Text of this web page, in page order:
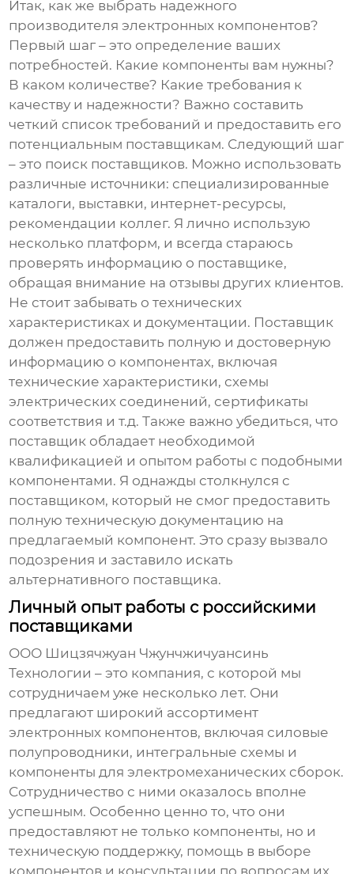
Итак, как же выбрать надежного
производителя электронных компонентов?
Первый шаг – это определение ваших
потребностей. Какие компоненты вам нужны?
В каком количестве? Какие требования к
качеству и надежности? Важно составить
четкий список требований и предоставить его
потенциальным поставщикам. Следующий шаг
– это поиск поставщиков. Можно использовать
различные источники: специализированные
каталоги, выставки, интернет-ресурсы,
рекомендации коллег. Я лично использую
несколько платформ, и всегда стараюсь
проверять информацию о поставщике,
обращая внимание на отзывы других клиентов.
Не стоит забывать о технических
характеристиках и документации. Поставщик
должен предоставить полную и достоверную
информацию о компонентах, включая
технические характеристики, схемы
электрических соединений, сертификаты
соответствия и т.д. Также важно убедиться, что
поставщик обладает необходимой
квалификацией и опытом работы с подобными
компонентами. Я однажды столкнулся с
поставщиком, который не смог предоставить
полную техническую документацию на
предлагаемый компонент. Это сразу вызвало
подозрения и заставило искать
альтернативного поставщика.
Личный опыт работы с российскими
поставщиками
ООО Шицзячжуан Чжунчжичуансинь
Технологии – это компания, с которой мы
сотрудничаем уже несколько лет. Они
предлагают широкий ассортимент
электронных компонентов, включая силовые
полупроводники, интегральные схемы и
компоненты для электромеханических сборок.
Сотрудничество с ними оказалось вполне
успешным. Особенно ценно то, что они
предоставляют не только компоненты, но и
техническую поддержку, помощь в выборе